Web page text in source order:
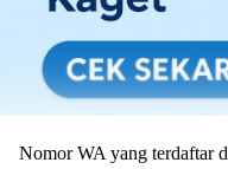
Nomor WA yang terdaftar